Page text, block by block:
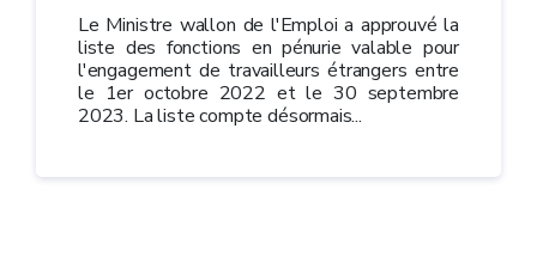
Le Ministre wallon de l'Emploi a approuvé la
liste des fonctions en pénurie valable pour
l'engagement de travailleurs étrangers entre
le 1er octobre 2022 et le 30 septembre
2023. La liste compte désormais...